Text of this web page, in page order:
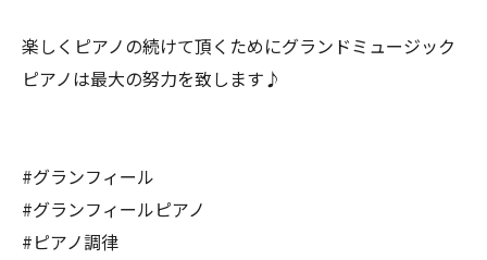
楽しくピアノの続けて頂くためにグランドミュージック
ピアノは最大の努力を致します♪
#グランフィール
#グランフィールピアノ
#ピアノ調律